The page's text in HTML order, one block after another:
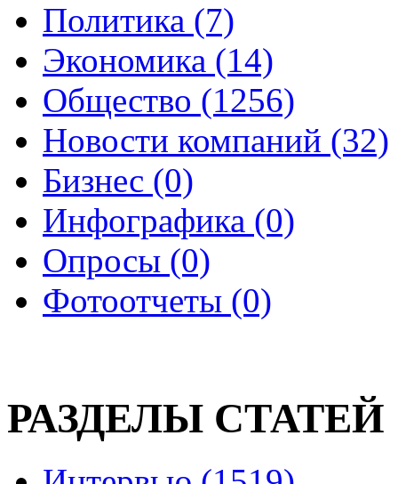
Политика (7)
Экономика (14)
Общество (1256)
Новости компаний (32)
Бизнес (0)
Инфографика (0)
Опросы (0)
Фотоотчеты (0)
РАЗДЕЛЫ СТАТЕЙ